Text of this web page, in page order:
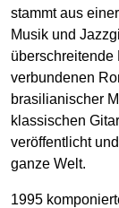
stammt aus
Musik und
überschreitende
verbundenen
brasilianischer
klassischen
veröffentlicht
ganze Welt.
1995